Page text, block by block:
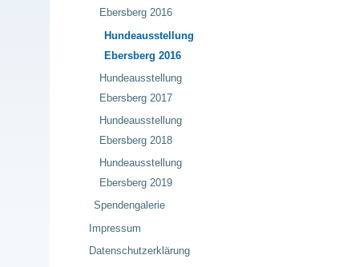
Ebersberg 2016
Hundeausstellung
Ebersberg 2016
Hundeausstellung
Ebersberg 2017
Hundeausstellung
Ebersberg 2018
Hundeausstellung
Ebersberg 2019
Spendengalerie
Impressum
Datenschutzerklärung